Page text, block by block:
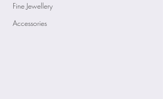
Fine Jewellery
Accessories